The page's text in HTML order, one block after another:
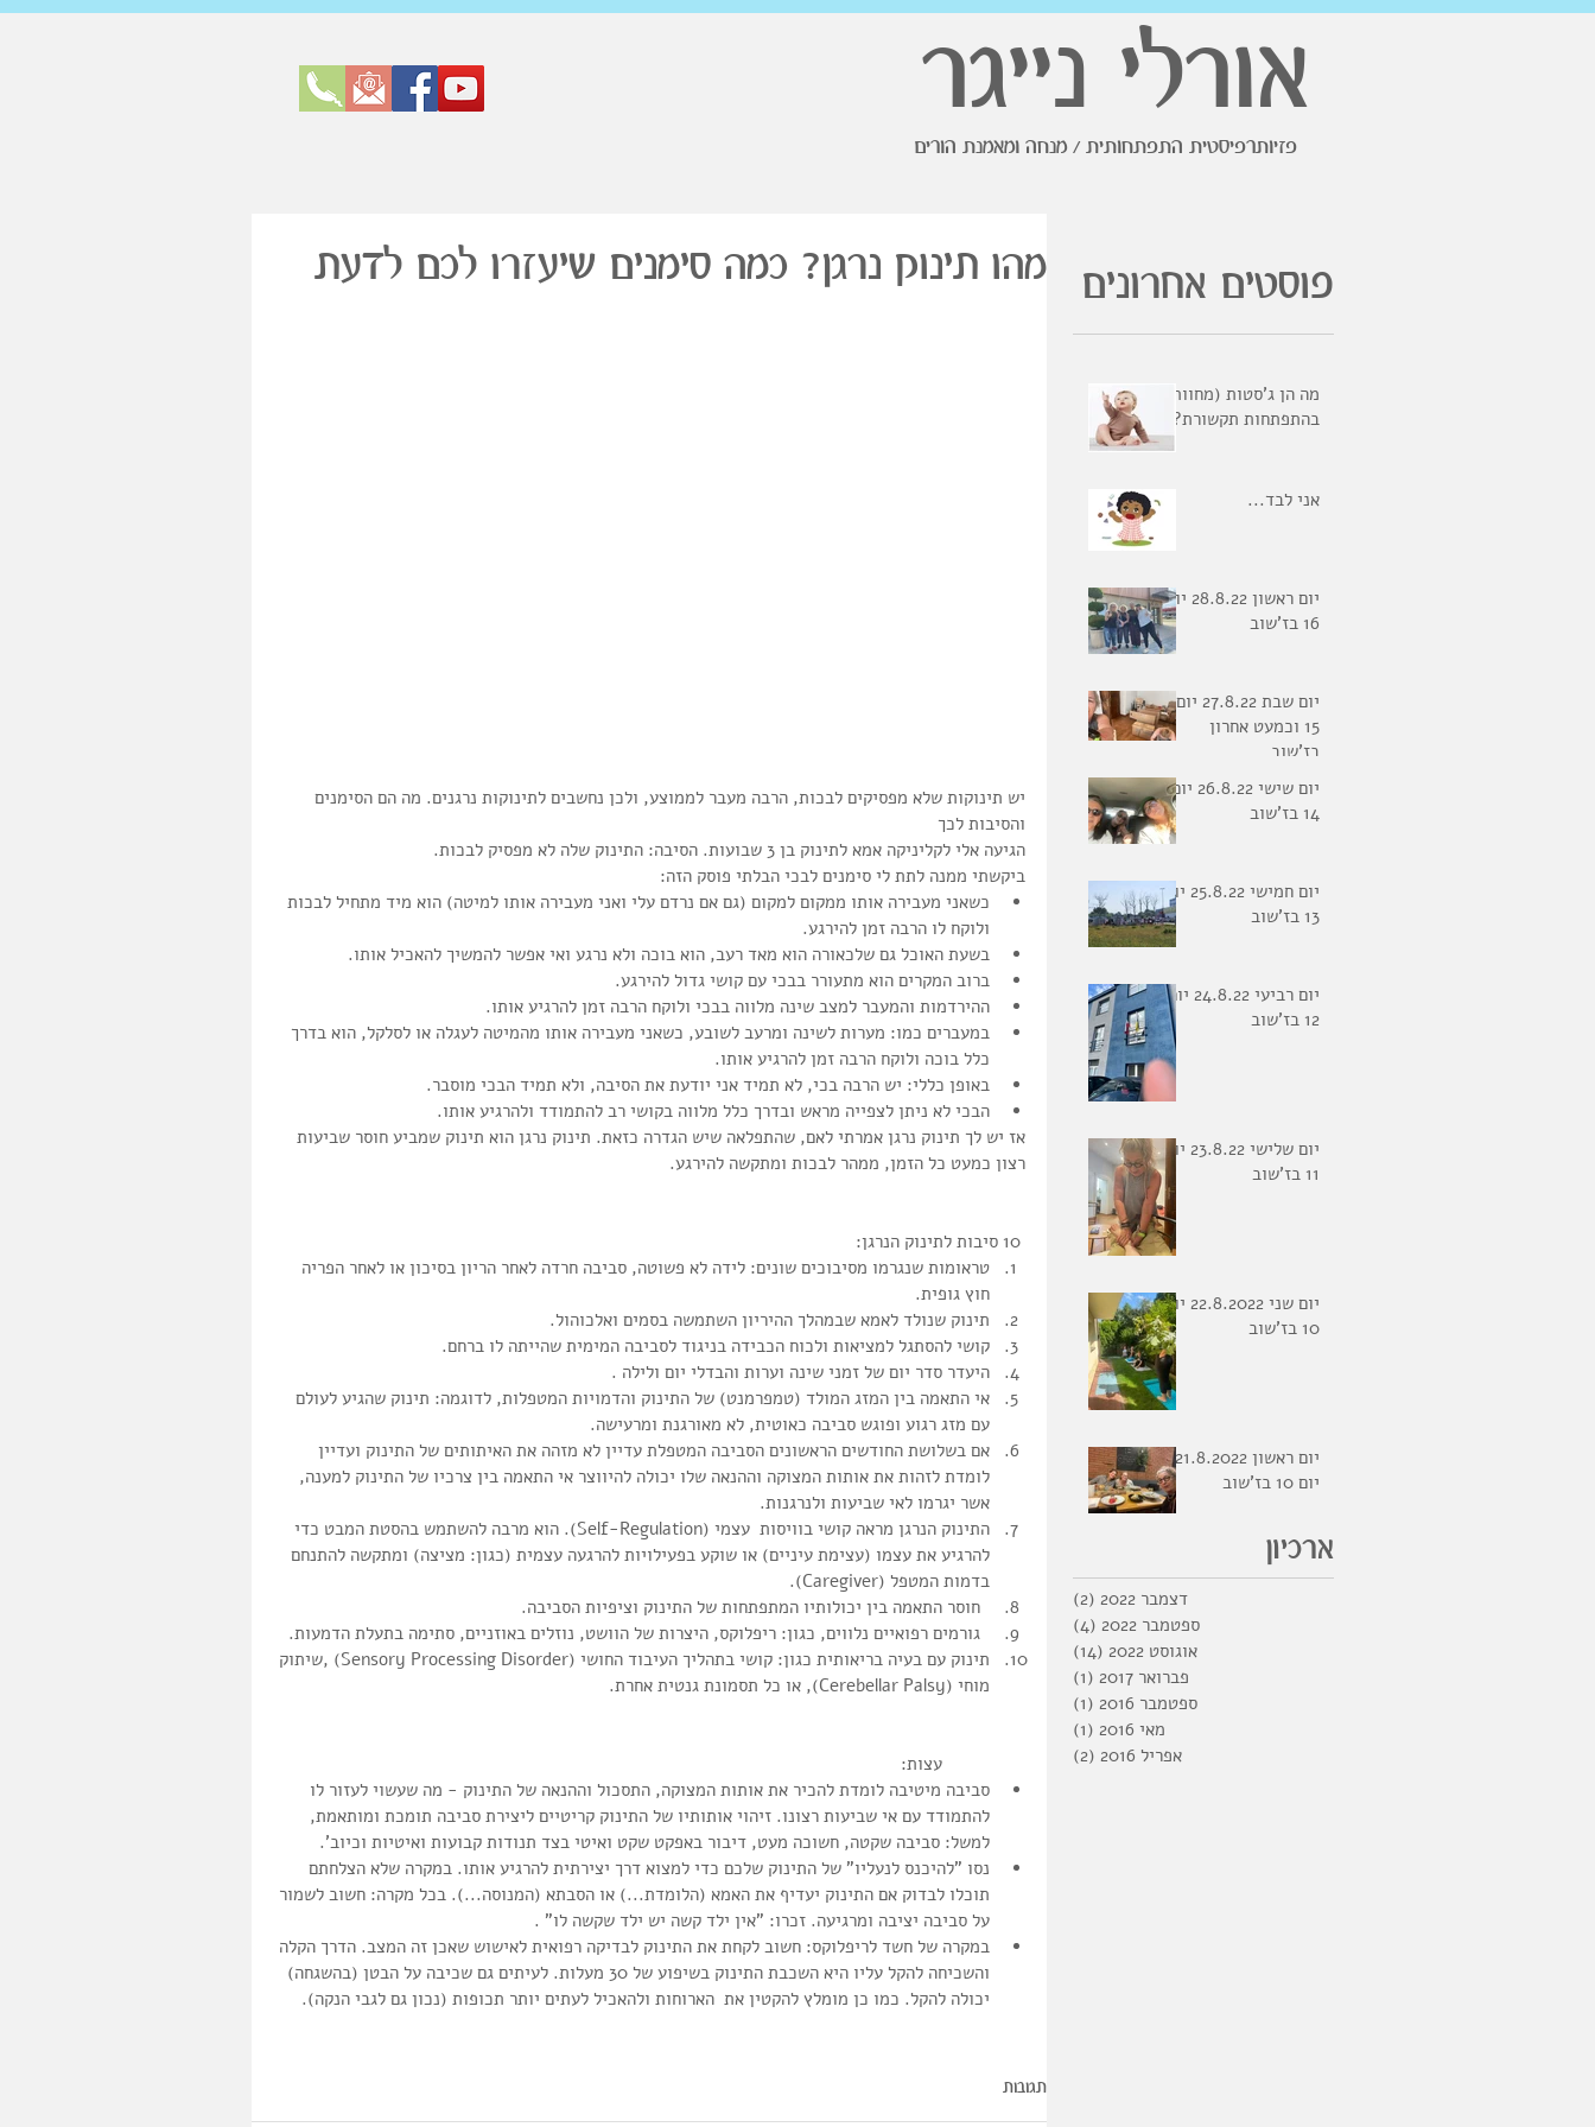
פזיותרפיסטית התפתחותית / מנחה ומאמנת הורים
אורלי נייגר
מהו תינוק נרגן? כמה סימנים שיעזרו לכם לדעת
יש תינוקות שלא מפסיקים לבכות, הרבה מעבר לממוצע, ולכן נחשבים לתינוקות נרגנים. מה הם הסימנים
והסיבות לכך
הגיעה אלי לקליניקה אמא לתינוק בן 3 שבועות. הסיבה: התינוק שלה לא מפסיק לבכות.
ביקשתי ממנה לתת לי סימנים לבכי הבלתי פוסק הזה:
כשאני מעבירה אותו ממקום למקום (גם אם נרדם עלי ואני מעבירה אותו למיטה) הוא מיד מתחיל לבכות
ולוקח לו הרבה זמן להירגע.
בשעת האוכל גם שלכאורה הוא מאד רעב, הוא בוכה ולא נרגע ואי אפשר להמשיך להאכיל אותו.
ברוב המקרים הוא מתעורר בבכי עם קושי גדול להירגע.
ההירדמות והמעבר למצב שינה מלווה בבכי ולוקח הרבה זמן להרגיע אותו.
במעברים כמו: מערות לשינה ומרעב לשובע, כשאני מעבירה אותו מהמיטה לעגלה או לסלקל, הוא בדרך
כלל בוכה ולוקח הרבה זמן להרגיע אותו.
באופן כללי: יש הרבה בכי, לא תמיד אני יודעת את הסיבה, ולא תמיד הבכי מוסבר.
הבכי לא ניתן לצפייה מראש ובדרך כלל מלווה בקושי רב להתמודד ולהרגיע אותו.
אז יש לך תינוק נרגן אמרתי לאם, שהתפלאה שיש הגדרה כזאת. תינוק נרגן הוא תינוק שמביע חוסר שביעות
רצון כמעט כל הזמן, ממהר לבכות ומתקשה להירגע.
טראומות שנגרמו מסיבוכים שונים: לידה לא פשוטה, סביבה חרדה לאחר הריון בסיכון או לאחר הפריה
חוץ גופית.
תינוק שנולד לאמא שבמהלך ההיריון השתמשה בסמים ואלכוהול.
קושי להסתגל למציאות ולכוח הכבידה בניגוד לסביבה המימית שהייתה לו ברחם.
היעדר סדר יום של זמני שינה וערות והבדלי יום ולילה .
אי התאמה בין המזג המולד (טמפרמנט) של התינוק והדמויות המטפלות, לדוגמה: תינוק שהגיע לעולם
עם מזג רגוע ופוגש סביבה כאוטית, לא מאורגנת ומרעישה.
אם בשלושת החודשים הראשונים הסביבה המטפלת עדיין לא מזהה את האיתותים של התינוק ועדיין
לומדת לזהות את אותות המצוקה וההנאה שלו יכולה להיווצר אי התאמה בין צרכיו של התינוק למענה,
אשר יגרמו לאי שביעות ולנרגנות.
התינוק הנרגן מראה קושי בוויסות  עצמי (Self-Regulation). הוא מרבה להשתמש בהסטת המבט כדי
להרגיע את עצמו (עצימת עיניים) או שוקע בפעילויות להרגעה עצמית (כגון: מציצה) ומתקשה להתנחם
בדמות המטפל (Caregiver).
תינוק עם בעיה בריאותית כגון: קושי בתהליך העיבוד החושי (Sensory Processing Disorder) ,שיתוק
מוחי (Cerebellar Palsy), או כל תסמונת גנטית אחרת.
סביבה מיטיבה לומדת להכיר את אותות המצוקה, התסכול וההנאה של התינוק - מה שעשוי לעזור לו
להתמודד עם אי שביעות רצונו. זיהוי אותותיו של התינוק קריטיים ליצירת סביבה תומכת ומותאמת,
למשל: סביבה שקטה, חשוכה מעט, דיבור באפקט שקט ואיטי בצד תנודות קבועות ואיטיות וכיוב'.
נסו "להיכנס לנעליו" של התינוק שלכם כדי למצוא דרך יצירתית להרגיע אותו. במקרה שלא הצלחתם
תוכלו לבדוק אם התינוק יעדיף את האמא (הלומדת...) או הסבתא (המנוסה...). בכל מקרה: חשוב לשמור
על סביבה יציבה ומרגיעה. זכרו: "אין ילד קשה יש ילד שקשה לו" .
במקרה של חשד לריפלוקס: חשוב לקחת את התינוק לבדיקה רפואית לאישוש שאכן זה המצב. הדרך הקלה
והשכיחה להקל עליו היא השכבת התינוק בשיפוע של 30 מעלות. לעיתים גם שכיבה על הבטן (בהשגחה)
יכולה להקל. כמו כן מומלץ להקטין את  הארוחות ולהאכיל לעתים יותר תכופות (נכון גם לגבי הנקה).
תגובות
פוסטים אחרונים
מה הן ג'סטות (מחוות)
בהתפתחות תקשורת?
אני לבד...
יום ראשון 28.8.22 יום
16 בז'שוב
יום שבת 27.8.22 יום
15 וכמעט אחרון
בז'שוב
יום שישי 26.8.22 יום
14 בז'שוב
יום חמישי 25.8.22 יום
13 בז'שוב
יום רביעי 24.8.22 יום
12 בז'שוב
יום שלישי 23.8.22 יום
11 בז'שוב
יום שני 22.8.2022 יום
10 בז'שוב
יום ראשון 21.8.2022
יום 10 בז'שוב
ארכיון
דצמבר 2022 (2)
ספטמבר 2022
(4)
אוגוסט 2022
(14)
פברואר 2017
(1)
ספטמבר 2016
(1)
מאי 2016
(1)
אפריל 2016
(2)